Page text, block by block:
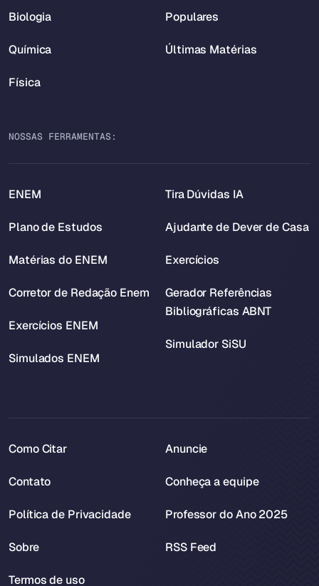
Biologia
Química
Física
Populares
Últimas Matérias
NOSSAS FERRAMENTAS:
ENEM
Plano de Estudos
Matérias do ENEM
Corretor de Redação Enem
Exercícios ENEM
Simulados ENEM
Tira Dúvidas IA
Ajudante de Dever de Casa
Exercícios
Gerador Referências
Bibliográficas ABNT
Simulador SiSU
Como Citar
Contato
Política de Privacidade
Sobre
Termos de uso
Anuncie
Conheça a equipe
Professor do Ano 2025
RSS Feed